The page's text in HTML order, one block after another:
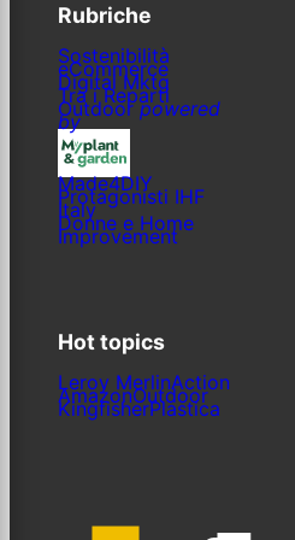
Rubriche
Sostenibilità
eCommerce
Digital Mktg
Tra i Reparti
Outdoorpowered
by
Made4DIY
Protagonisti IHF
Italy
Donne e Home
Improvement
Hot topics
Leroy MerlinAction
AmazonOutdoor
KingfisherPlastica